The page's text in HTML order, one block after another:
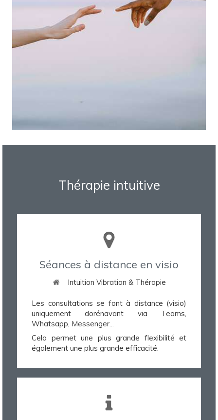
Thérapie intuitive
Séances à distance en visio
Intuition Vibration & Thérapie
Les consultations se font à distance (visio)
uniquement dorénavant via Teams,
Whatsapp, Messenger...
Cela permet une plus grande flexibilité et
également une plus grande efficacité.